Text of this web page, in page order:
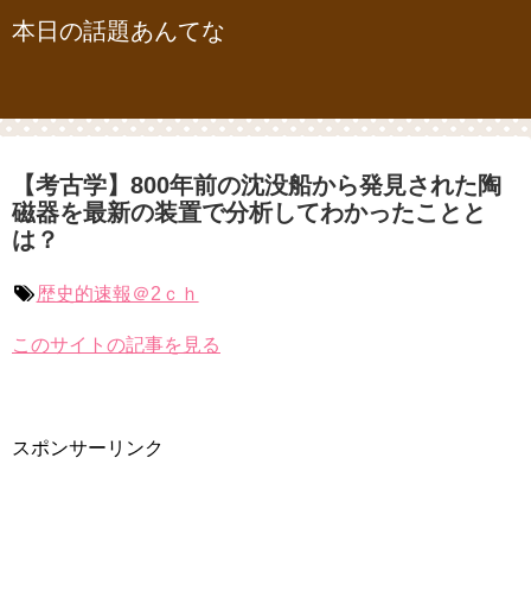
本日の話題あんてな
【考古学】800年前の沈没船から発見された陶
磁器を最新の装置で分析してわかったことと
は？
歴史的速報＠2ｃｈ
このサイトの記事を見る
スポンサーリンク